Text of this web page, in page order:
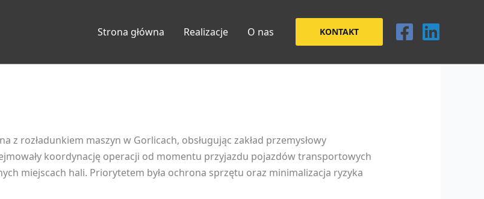
Strona główna Realizacje O nas KONTAKT
z rozładunkiem maszyn w Gorlicach, obsługując zakład przemysłowy
koordynację operacji od momentu przyjazdu pojazdów transportowych
miejscach hali. Priorytetem była ochrona sprzętu oraz minimalizacja ryzyka